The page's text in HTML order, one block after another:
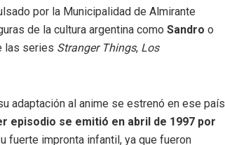
por la Municipalidad de Almirante
de la cultura argentina como Sandro o
las series Stranger Things, Los
adaptación al anime se estrenó en ese país
episodio se emitió en abril de 1997 por
fuerte impronta infantil, ya que fueron